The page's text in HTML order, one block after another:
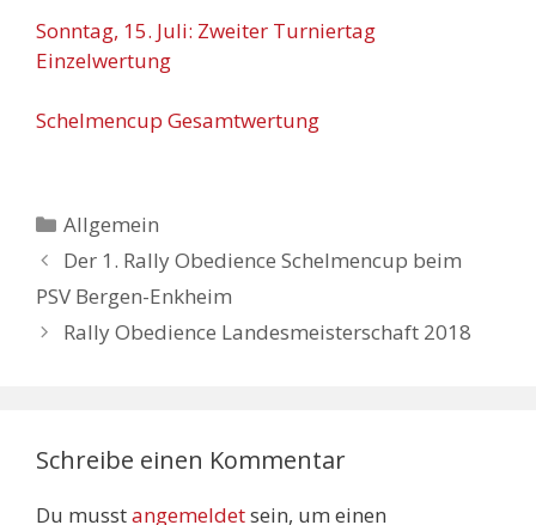
Sonntag, 15. Juli: Zweiter Turniertag
Einzelwertung
Schelmencup Gesamtwertung
Kategorien
Allgemein
Der 1. Rally Obedience Schelmencup beim
PSV Bergen-Enkheim
Rally Obedience Landesmeisterschaft 2018
Schreibe einen Kommentar
Du musstangemeldetsein, um einen